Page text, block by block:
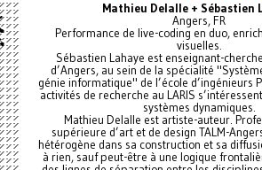
Mathieu Delalle + Sébastien
Angers, FR
Performance de live-coding en duo,
visuelles.
Sébastien Lahaye est enseignant-
d’Angers, au sein de la spécialité
génie informatique" de l’école d’ingénieurs
activités de recherche au LARIS
systèmes dynamiques.
Mathieu Delalle est artiste-auteur.
supérieure d’art et de design TALM-
hétérogène dans sa construction et sa
à rien, sauf peut-être à une logique